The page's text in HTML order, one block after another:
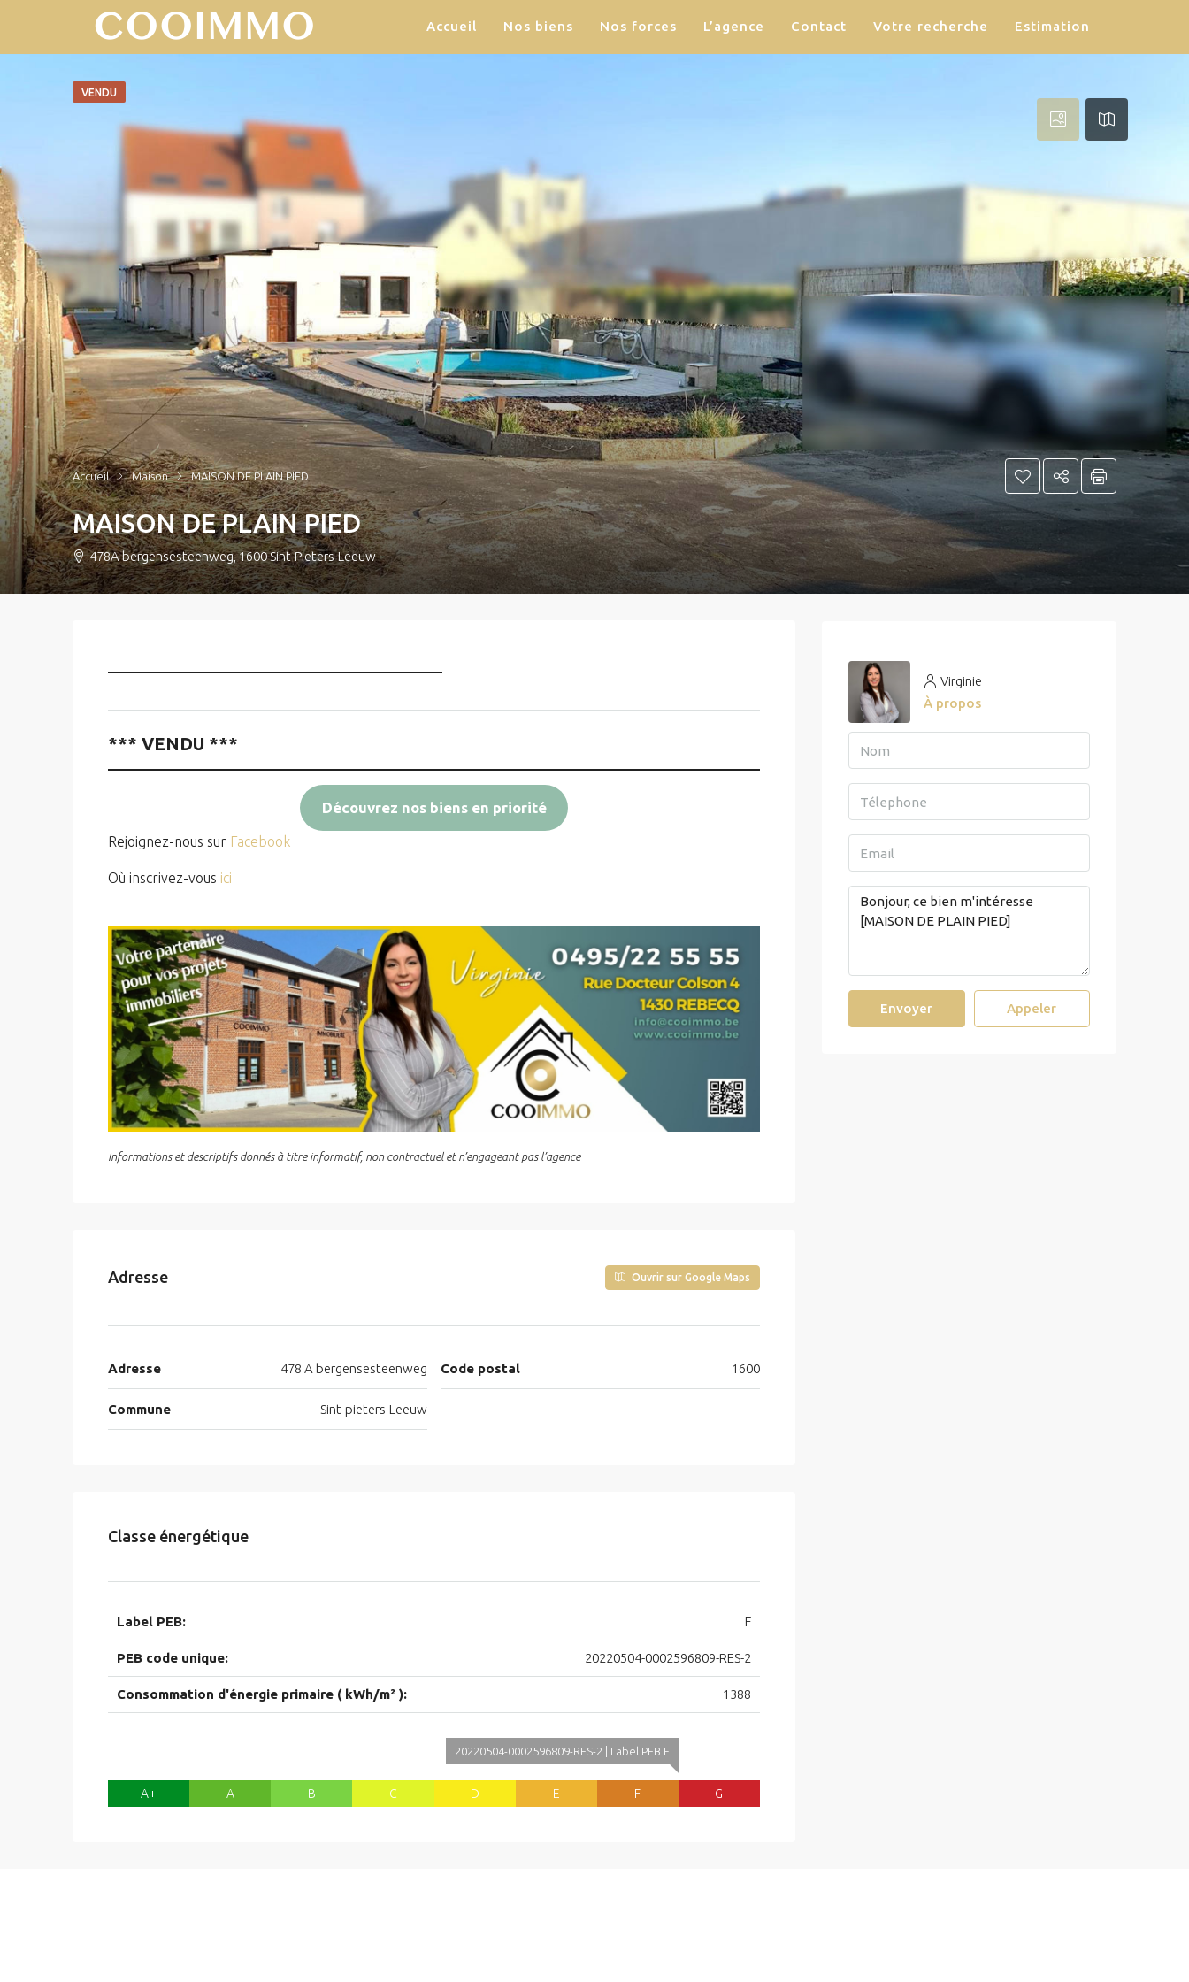
Accueil Nos biens Nos forces L’agence Contact Votre recherche Estimation
VENDU
Accueil Maison MAISON DE PLAIN PIED
MAISON DE PLAIN PIED
478A bergensesteenweg, 1600 Sint-Pieters-Leeuw
*** VENDU ***
Découvrez nos biens en priorité
Rejoignez-nous sur Facebook
Où inscrivez-vous ici
Informations et descriptifs donnés à titre informatif, non contractuel et n’engageant pas l’agence
Adresse Ouvrir sur Google Maps
Adresse 478 A bergensesteenweg
Commune Sint-pieters-Leeuw
Code postal 1600
Classe énergétique
Label PEB: F
PEB code unique: 20220504-0002596809-RES-2
Consommation d'énergie primaire ( kWh/m² ): 1388
A+ A B C D E
20220504-0002596809-RES-2 | Label PEB F
F G
Virginie
À propos
Envoyer Appeler